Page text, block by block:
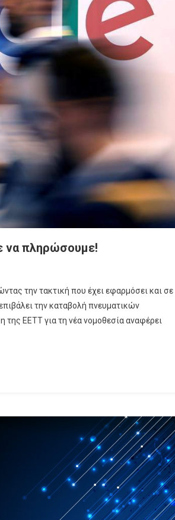
να πληρώσουμε!
την τακτική που έχει εφαρμόσει και σε
την καταβολή πνευματικών
ΕΕΤΤ για τη νέα νομοθεσία αναφέρει